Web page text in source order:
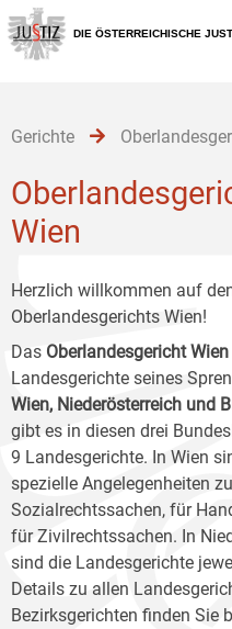
Zur
Hauptnavigation
[1]
Zum
Inhalt
[2]
Zum
Untermenü
[3]
DIE ÖSTERREICHISCHE
Gerichte
Wien
Herzlich willkommen auf
Oberlandesgerichts Wien!
Das Oberlandesgericht Wien
Landesgerichte seines
Wien, Niederösterreich und
gibt es in diesen drei
9 Landesgerichte. In Wien
spezielle Angelegenheiten
Sozialrechtssachen, für
für Zivilrechtssachen. In
sind die Landesgerichte
Details zu allen
Bezirksgerichten finden Sie